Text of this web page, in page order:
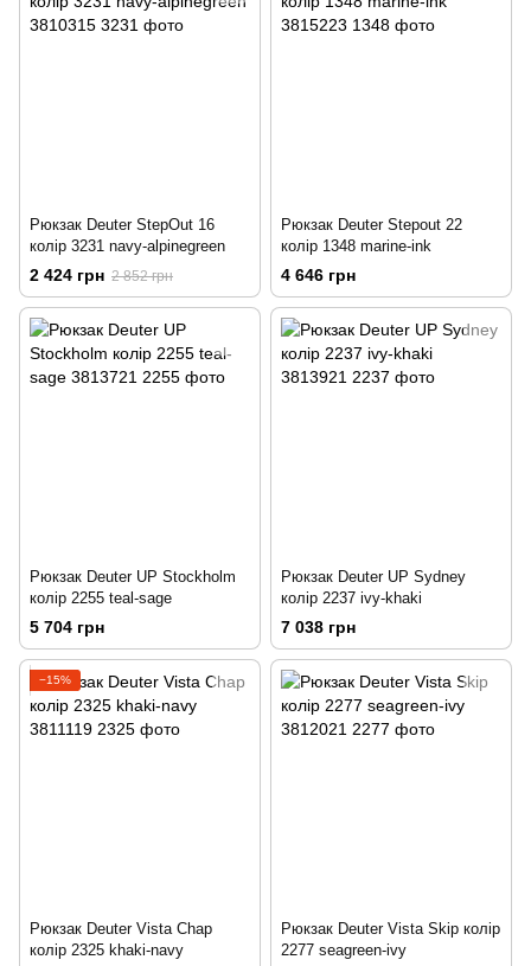
Рюкзак Deuter StepOut 16
колір 3231 navy-alpinegreen
2 424 грн 2 852 грн
Рюкзак Deuter Stepout 22
колір 1348 marine-ink
4 646 грн
Рюкзак Deuter UP Stockholm
колір 2255 teal-sage
5 704 грн
Рюкзак Deuter UP Sydney
колір 2237 ivy-khaki
7 038 грн
−15%
Рюкзак Deuter Vista Chap
колір 2325 khaki-navy
Рюкзак Deuter Vista Skip колір
2277 seagreen-ivy